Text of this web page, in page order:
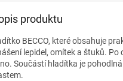
produktu
BECCO, které obsahuje
lepidel, omítek a štuků. Po
Součástí hladítka je